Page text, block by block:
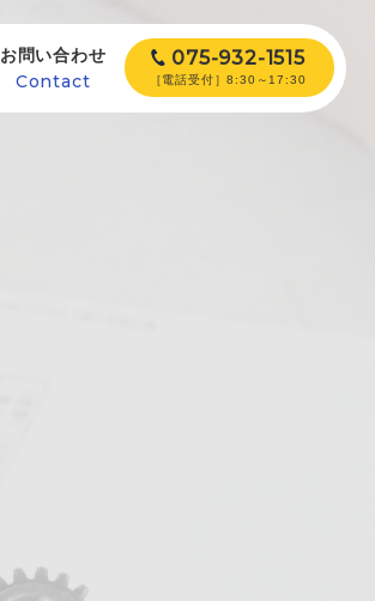
お問い合わせ
Contact
075-932-1515
［電話受付］8:30～17:30